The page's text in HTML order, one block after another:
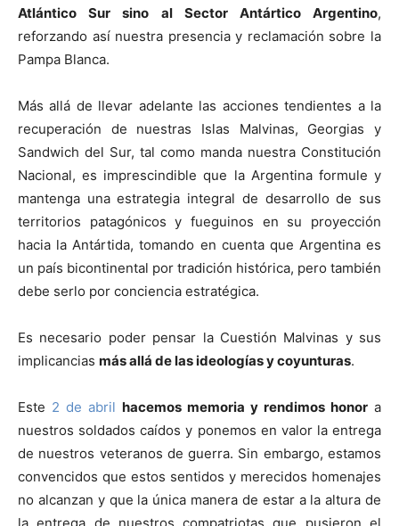
Atlántico Sur sino al Sector Antártico Argentino,
reforzando así nuestra presencia y reclamación sobre la
Pampa Blanca.
Más allá de llevar adelante las acciones tendientes a la
recuperación de nuestras Islas Malvinas, Georgias y
Sandwich del Sur, tal como manda nuestra Constitución
Nacional, es imprescindible que la Argentina formule y
mantenga una estrategia integral de desarrollo de sus
territorios patagónicos y fueguinos en su proyección
hacia la Antártida, tomando en cuenta que Argentina es
un país bicontinental por tradición histórica, pero también
debe serlo por conciencia estratégica.
Es necesario poder pensar la Cuestión Malvinas y sus
implicancias más allá de las ideologías y coyunturas.
Este 2 de abril hacemos memoria y rendimos honor a
nuestros soldados caídos y ponemos en valor la entrega
de nuestros veteranos de guerra. Sin embargo, estamos
convencidos que estos sentidos y merecidos homenajes
no alcanzan y que la única manera de estar a la altura de